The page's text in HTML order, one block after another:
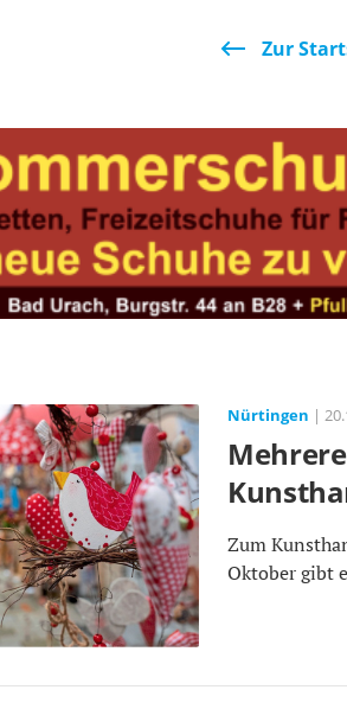
Zur
Nürtingen |
Zum
Oktober gibt